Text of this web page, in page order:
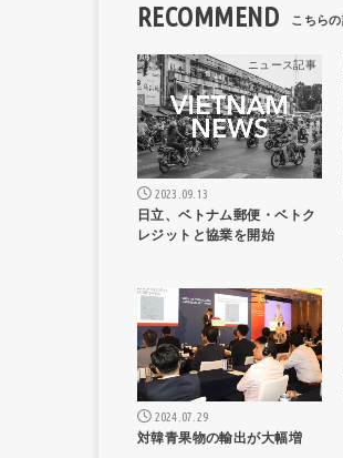
RECOMMEND
ニュース記事
2023.09.13
日立、ベトナム郵便・ベトク
レジットと協業を開始
ニュース記事
2024.07.29
対韓青果物の輸出が大幅増